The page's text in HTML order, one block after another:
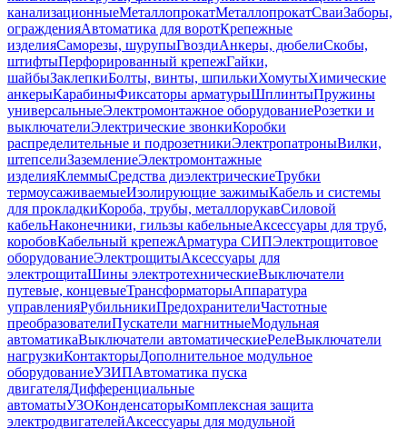
канализационныеМеталлопрокатМеталлопрокатСваиЗаборы,
огражденияАвтоматика для воротКрепежные
изделияСаморезы, шурупыГвоздиАнкеры, дюбелиСкобы,
штифтыПерфорированный крепежГайки,
шайбыЗаклепкиБолты, винты, шпилькиХомутыХимические
анкерыКарабиныФиксаторы арматурыШплинтыПружины
универсальныеЭлектромонтажное оборудованиеРозетки и
выключателиЭлектрические звонкиКоробки
распределительные и подрозетникиЭлектропатроныВилки,
штепселиЗаземлениеЭлектромонтажные
изделияКлеммыСредства диэлектрическиеТрубки
термоусаживаемыеИзолирующие зажимыКабель и системы
для прокладкиКороба, трубы, металлорукавСиловой
кабельНаконечники, гильзы кабельныеАксессуары для труб,
коробовКабельный крепежАрматура СИПЭлектрощитовое
оборудованиеЭлектрощитыАксессуары для
электрощитаШины электротехническиеВыключатели
путевые, концевыеТрансформаторыАппаратура
управленияРубильникиПредохранителиЧастотные
преобразователиПускатели магнитныеМодульная
автоматикаВыключатели автоматическиеРелеВыключатели
нагрузкиКонтакторыДополнительное модульное
оборудованиеУЗИПАвтоматика пуска
двигателяДифференциальные
автоматыУЗОКонденсаторыКомплексная защита
электродвигателейАксессуары для модульной